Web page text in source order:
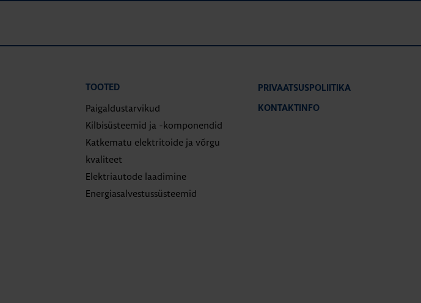
TOOTED
Paigaldustarvikud
Kilbisüsteemid ja -komponendid
Katkematu elektritoide ja võrgu
kvaliteet
Elektriautode laadimine
Energiasalvestussüsteemid
PRIVAATSUSPOLIITIKA
KONTAKTINFO